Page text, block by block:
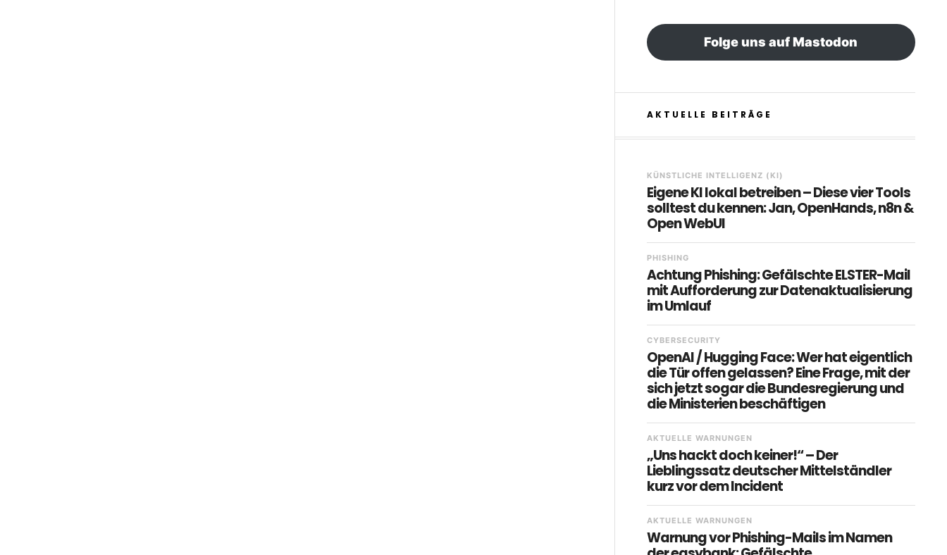
Folge uns auf Mastodon
AKTUELLE BEITRÄGE
KÜNSTLICHE INTELLIGENZ (KI)
Eigene KI lokal betreiben – Diese vier Tools
solltest du kennen: Jan, OpenHands, n8n &
Open WebUI
PHISHING
Achtung Phishing: Gefälschte ELSTER-Mail
mit Aufforderung zur Datenaktualisierung
im Umlauf
CYBERSECURITY
OpenAI / Hugging Face: Wer hat eigentlich
die Tür offen gelassen? Eine Frage, mit der
sich jetzt sogar die Bundesregierung und
die Ministerien beschäftigen
AKTUELLE WARNUNGEN
„Uns hackt doch keiner!“ – Der
Lieblingssatz deutscher Mittelständler
kurz vor dem Incident
AKTUELLE WARNUNGEN
Warnung vor Phishing-Mails im Namen